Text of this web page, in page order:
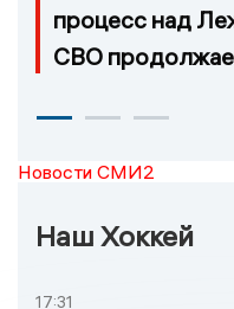
процесс над
СВО
Новости СМИ2
Наш Хоккей
17:31